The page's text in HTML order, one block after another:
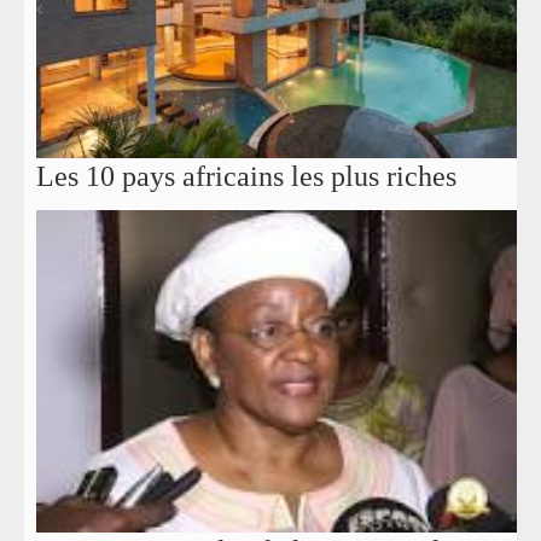
Les 10 pays africains les plus riches